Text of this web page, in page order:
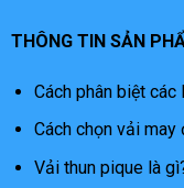
THÔNG TIN SẢN
Cách phân biệt các
Cách chọn vải may
Vải thun pique là